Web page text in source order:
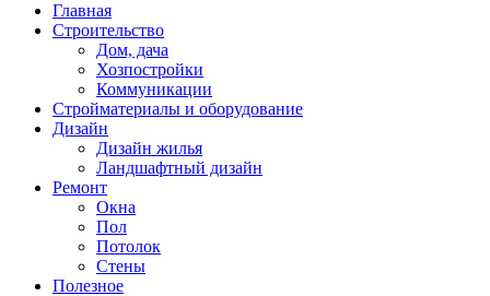
Главная
Строительство
Дом, дача
Хозпостройки
Коммуникации
Стройматериалы и оборудование
Дизайн
Дизайн жилья
Ландшафтный дизайн
Ремонт
Окна
Пол
Потолок
Стены
Полезное